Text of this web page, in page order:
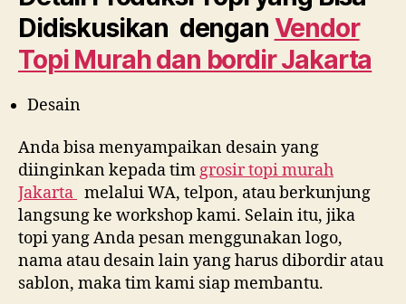
Didiskusikan dengan Vendor
Topi Murah dan bordir Jakarta
Desain
Anda bisa menyampaikan desain yang
diinginkan kepada timgrosir topi murah
Jakarta melalui WA, telpon, atau berkunjung
langsung ke workshop kami. Selain itu, jika
topi yang Anda pesan menggunakan logo,
nama atau desain lain yang harus dibordir atau
sablon, maka tim kami siap membantu.